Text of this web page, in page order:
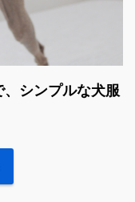
シンプルな犬服